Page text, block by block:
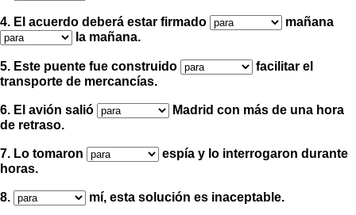
4. El acuerdo deberá estar firmado
mañana
la mañana.
5. Este puente fue construido
facilitar el
transporte de mercancías.
6. El avión salió
Madrid con más de una hora
de retraso.
7. Lo tomaron
espía y lo interrogaron durante
horas.
8. mí, esta solución es inaceptable.